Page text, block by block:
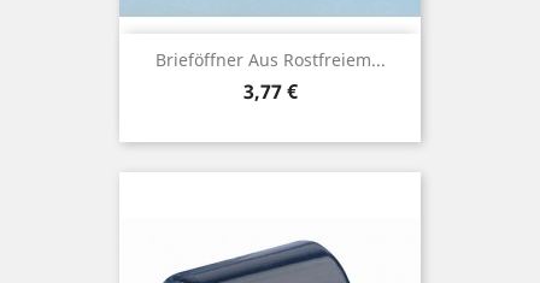
Brieföffner Aus Rostfreiem...
Preis
3,77 €